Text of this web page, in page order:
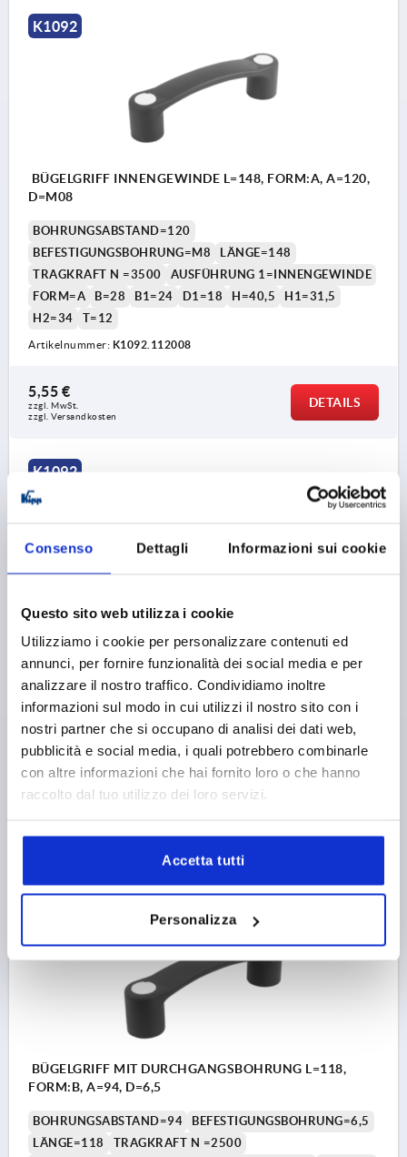
Consenso Dettagli Informazioni sui cookie
Questo sito web utilizza i cookie
Utilizziamo i cookie per personalizzare contenuti ed
annunci, per fornire funzionalità dei social media e per
analizzare il nostro traffico. Condividiamo inoltre
informazioni sul modo in cui utilizzi il nostro sito con i
nostri partner che si occupano di analisi dei dati web,
pubblicità e social media, i quali potrebbero combinarle
con altre informazioni che hai fornito loro o che hanno
raccolto dal tuo utilizzo dei loro servizi.
Accetta tutti
Personalizza
K1092
BÜGELGRIFF INNENGEWINDE L=148, FORM:A, A=120,
D=M08
BOHRUNGSABSTAND=120
BEFESTIGUNGSBOHRUNG=M8
LÄNGE=148
TRAGKRAFT N =3500
AUSFÜHRUNG 1=INNENGEWINDE
FORM=A
B=28 B1=24 D1=18 H=40,5
H1=31,5
H2=34
T=12
Artikelnummer: K1092.112008
5,55 €
zzgl. MwSt.
zzgl. Versandkosten
DETAILS
K1092
BÜGELGRIFF INNENGEWINDE L=160, FORM:A, A=132,
D=M08
Artikelnummer: K1092.113208
5,89 €
BÜGELGRIFF MIT DURCHGANGSBOHRUNG L=118,
FORM:B, A=94, D=6,5
BOHRUNGSABSTAND=94
BEFESTIGUNGSBOHRUNG=6,5
LÄNGE=118
TRAGKRAFT N =2500